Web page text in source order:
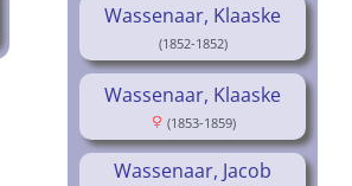
Wassenaar, Klaaske
(1852-1852)
Wassenaar, Klaaske
(1853-1859)
Wassenaar, Jacob